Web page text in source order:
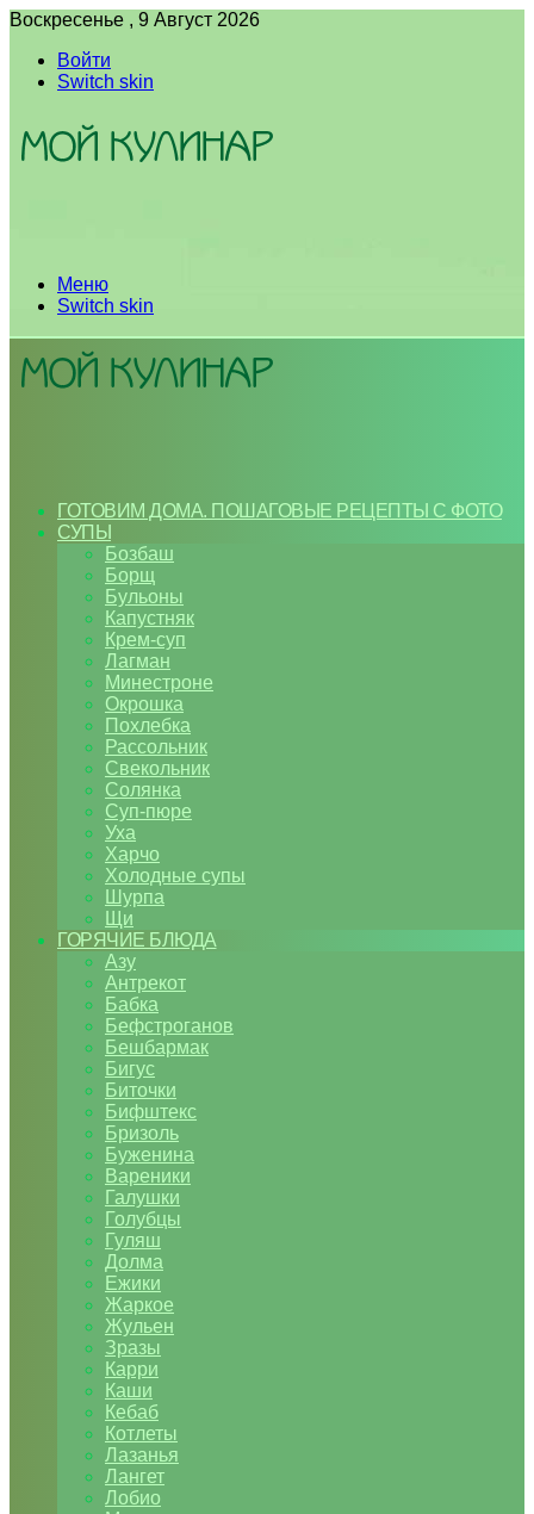
Воскресенье , 9 Август 2026
Войти
Switch skin
Меню
Switch skin
ГОТОВИМ ДОМА. ПОШАГОВЫЕ РЕЦЕПТЫ С ФОТО
СУПЫ
Бозбаш
Борщ
Бульоны
Капустняк
Крем-суп
Лагман
Минестроне
Окрошка
Похлебка
Рассольник
Свекольник
Солянка
Суп-пюре
Уха
Харчо
Холодные супы
Шурпа
Щи
ГОРЯЧИЕ БЛЮДА
Азу
Антрекот
Бабка
Бефстроганов
Бешбармак
Бигус
Биточки
Бифштекс
Бризоль
Буженина
Вареники
Галушки
Голубцы
Гуляш
Долма
Ежики
Жаркое
Жульен
Зразы
Карри
Каши
Кебаб
Котлеты
Лазанья
Лангет
Лобио